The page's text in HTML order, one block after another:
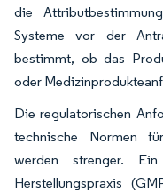
die
Systeme vor der
bestimmt, ob das
oder
Die regulatorischen
technische Normen
werden strenger.
Herstellungspraxis